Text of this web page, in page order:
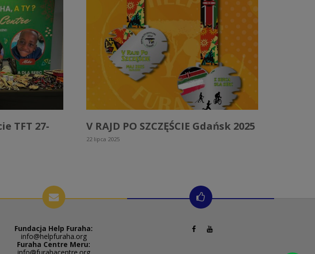
TFT 27-
V RAJD PO SZCZĘŚCIE Gdańsk 2025
22 lipca 2025
Fundacja Help Furaha:
info@helpfuraha.org
Furaha Centre Meru: